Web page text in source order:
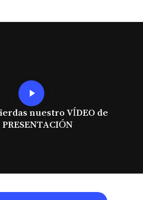
Play
Video
nuestro VÍDEO de
PRESENTACIÓN